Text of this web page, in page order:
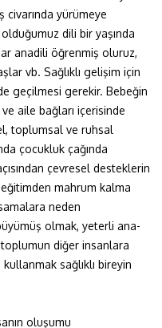
civarında yürümeye
dili bir yaşında
anadili öğrenmiş oluruz,
vb. Sağlıklı gelişim için
geçilmesi gerekir. Bebeğin
aile bağları içerisinde
toplumsal ve ruhsal
çocukluk çağında
çevresel desteklerin
mahrum kalma
neden
olmak, yeterli ana-
diğer insanlara
sağlıklı bireyin
oluşumu